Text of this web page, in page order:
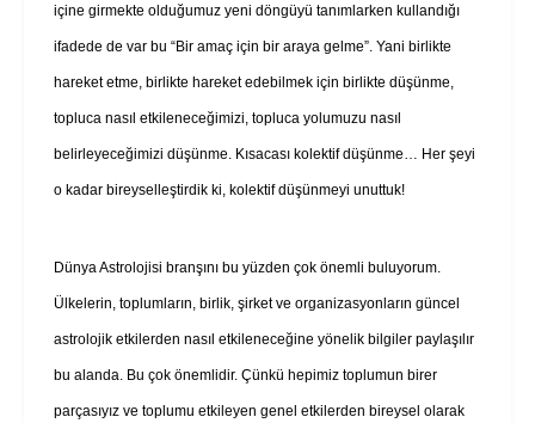
içine girmekte olduğumuz yeni döngüyü tanımlarken kullandığı
ifadede de var bu “Bir amaç için bir araya gelme”. Yani birlikte
hareket etme, birlikte hareket edebilmek için birlikte düşünme,
topluca nasıl etkileneceğimizi, topluca yolumuzu nasıl
belirleyeceğimizi düşünme. Kısacası kolektif düşünme… Her şeyi
o kadar bireyselleştirdik ki, kolektif düşünmeyi unuttuk!
Dünya Astrolojisi branşını bu yüzden çok önemli buluyorum.
Ülkelerin, toplumların, birlik, şirket ve organizasyonların güncel
astrolojik etkilerden nasıl etkileneceğine yönelik bilgiler paylaşılır
bu alanda. Bu çok önemlidir. Çünkü hepimiz toplumun birer
parçasıyız ve toplumu etkileyen genel etkilerden bireysel olarak